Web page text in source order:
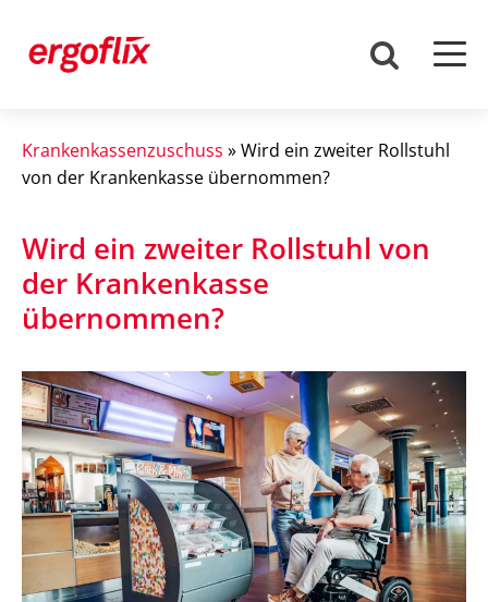
Krankenkassenzuschuss »Wird ein zweiter Rollstuhl
von der Krankenkasse übernommen?
Wird ein zweiter Rollstuhl von
der Krankenkasse
übernommen?